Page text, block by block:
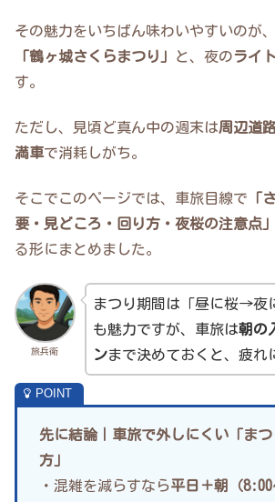
その魅力をいちばん味わいやすいのが
「鶴ヶ城さくらまつり」
と、夜のライ
す。
ただし、見頃ど真ん中の週末は周辺道
満車で消耗しがち。
そこでこのページでは、車旅目線で 「
要・見どころ・回り方・夜桜の注意点」
る形にまとめました。
旅兵衛
まつり期間は「昼に桜→夜
も魅力ですが、車旅は朝の
ンまで決めておくと、疲れ
先に結論｜車旅で外しにくい「ま
方」
・混雑を減らすなら平日＋朝（8:00